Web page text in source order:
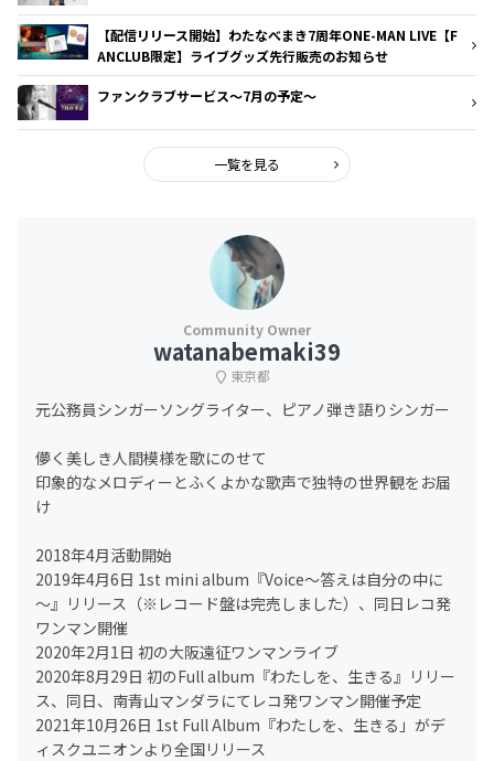
【配信リリース開始】わたなべまき7周年ONE-MAN LIVE【F
ANCLUB限定】ライブグッズ先行販売のお知らせ
ファンクラブサービス～7月の予定～
一覧を見る
watanabemaki39
東京都
元公務員シンガーソングライター、ピアノ弾き語りシンガー
儚く美しき人間模様を歌にのせて
印象的なメロディーとふくよかな歌声で独特の世界観をお届
け
2018年4月活動開始
2019年4月6日 1st mini album『Voice～答えは自分の中に
～』リリース（※レコード盤は完売しました）、同日レコ発
ワンマン開催
2020年2月1日 初の大阪遠征ワンマンライブ
2020年8月29日 初のFull album『わたしを、生きる』リリー
ス、同日、南青山マンダラにてレコ発ワンマン開催予定
2021年10月26日 1st Full Album『わたしを、生きる」がデ
ィスクユニオンより全国リリース